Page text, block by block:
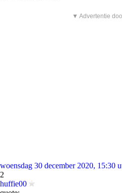
▼ Advertentie
woensdag 30 december 2020, 15:30
2
huffie00